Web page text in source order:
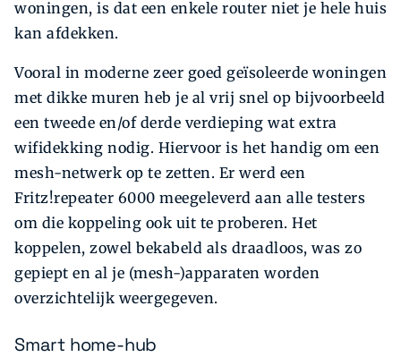
woningen, is dat een enkele router niet je hele huis
kan afdekken.
Vooral in moderne zeer goed geïsoleerde woningen
met dikke muren heb je al vrij snel op bijvoorbeeld
een tweede en/of derde verdieping wat extra
wifidekking nodig. Hiervoor is het handig om een
mesh-netwerk op te zetten. Er werd een
Fritz!repeater 6000 meegeleverd aan alle testers
om die koppeling ook uit te proberen. Het
koppelen, zowel bekabeld als draadloos, was zo
gepiept en al je (mesh-)apparaten worden
overzichtelijk weergegeven.
Smart home-hub